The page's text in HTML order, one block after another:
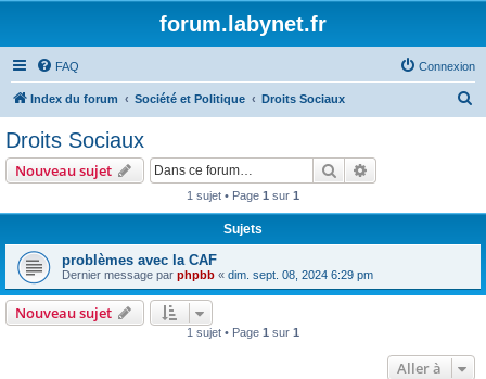
forum.labynet.fr
FAQ Connexion
Index du forum Société et Politique Droits Sociaux
Droits Sociaux
Nouveau sujet Rechercher
1 sujet • Page 1 sur 1
Sujets
problèmes avec la CAF
Dernier message par phpbb « dim. sept. 08, 2024 6:29 pm
Nouveau sujet
1 sujet • Page 1 sur 1
Aller à